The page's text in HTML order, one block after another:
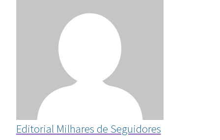
Editorial Milhares de Seguidores